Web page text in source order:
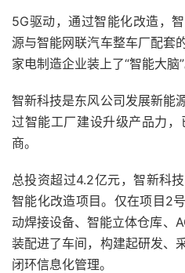
5G驱动，通过智能化改造，
源与智能网联汽车整车厂配套
家电制造企业装上了“智能大脑”
智新科技是东风公司发展新能
过智能工厂建设升级产品力
商。
总投资超过4.2亿元，智新科
智能化改造项目。仅在项目2
动焊接设备、智能立体仓库、
装配进了车间，构建起研发、
闭环信息化管理。